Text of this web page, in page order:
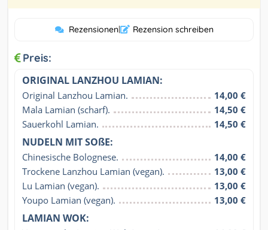
Rezensionen| Rezension schreiben
Preis:
ORIGINAL LANZHOU LAMIAN:
Original Lanzhou Lamian.
14,00 €
Mala Lamian (scharf).
14,50 €
Sauerkohl Lamian.
14,50 €
NUDELN MIT SOßE:
Chinesische Bolognese.
14,00 €
Trockene Lanzhou Lamian (vegan).
13,00 €
Lu Lamian (vegan).
13,00 €
Youpo Lamian (vegan).
13,00 €
LAMIAN WOK: